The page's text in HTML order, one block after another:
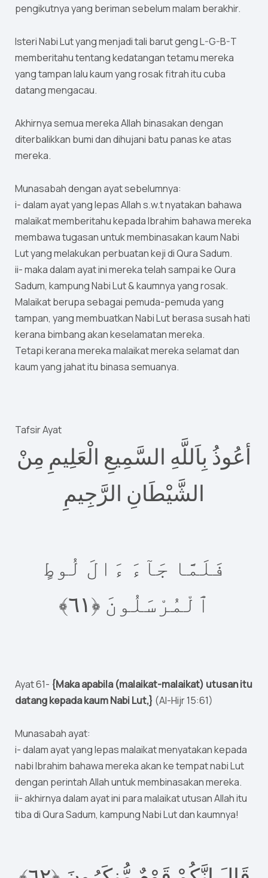
pengikutnya yang beriman sebelum malam berakhir.
Isteri Nabi Lut yang menjadi tali barut geng L-G-B-T
memberitahu tentang kedatangan tetamu mereka
yang tampan lalu kaum yang rosak fitrah itu cuba
datang mengacau.
Akhirnya semua mereka Allah binasakan dengan
diterbalikkan bumi dan dihujani batu panas ke atas
mereka.
Munasabah dengan ayat sebelumnya:
i- dalam ayat yang lepas Allah s.w.t nyatakan bahawa
malaikat memberitahu kepada Ibrahim bahawa mereka
membawa tugasan untuk membinasakan kaum Nabi
Lut yang melakukan perbuatan keji di Qura Sadum.
ii- maka dalam ayat ini mereka telah sampai ke Qura
Sadum, kampung Nabi Lut & kaumnya yang rosak.
Malaikat berupa sebagai pemuda-pemuda yang
tampan, yang membuatkan Nabi Lut berasa susah hati
kerana bimbang akan keselamatan mereka.
Tetapi kerana mereka malaikat mereka selamat dan
kaum yang jahat itu binasa semuanya.
Tafsir Ayat
أعُوذُ بِاَللَّهِ السَّمِيعِ الْعَلِيمِ مِنْ
الشَّيْطَانِ الرَّجِيمِ
فَلَمَّا جَآءَ ءَالَ لُوطٍ
ٱلْمُرْسَلُونَ ‎﴿١٦﴾
Ayat 61- {Maka apabila (malaikat-malaikat) utusan itu
datang kepada kaum Nabi Lut,} (Al-Hijr 15:61)
Munasabah ayat:
i- dalam ayat yang lepas malaikat menyatakan kepada
nabi Ibrahim bahawa mereka akan ke tempat nabi Lut
dengan perintah Allah untuk membinasakan mereka.
ii- akhirnya dalam ayat ini para malaikat utusan Allah itu
tiba di Qura Sadum, kampung Nabi Lut dan kaumnya!